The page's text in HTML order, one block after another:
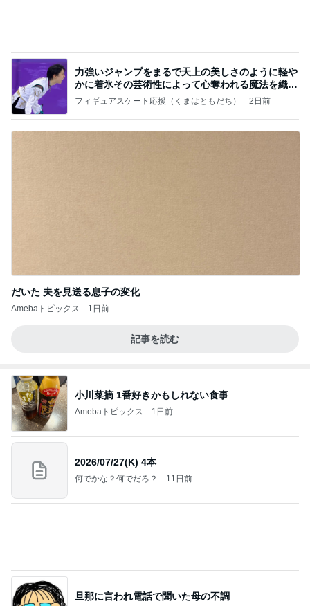
Amebaトピックス 1日前
何でかな？何でだろ？ 11日前
旦那に言われ電話で聞いた母の不調
Amebaトピックス 1日前
学生
日本人 7日前
(長期保存カレーライスセット)